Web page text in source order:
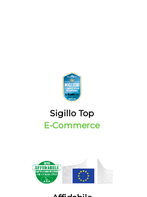
Sigillo Top
E-Commerce